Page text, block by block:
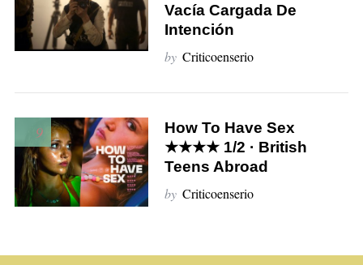
Vacía Cargada De
Intención
by Criticoenserio
9
How To Have Sex
★★★★ 1/2 · British
Teens Abroad
by Criticoenserio